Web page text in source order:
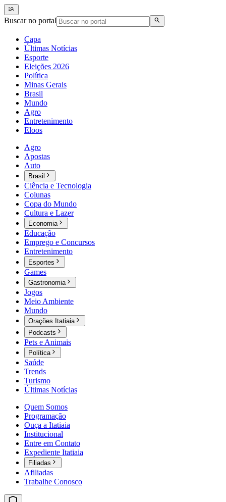
Buscar no portal
Capa
Últimas Notícias
Esporte
Eleições 2026
Política
Minas Gerais
Brasil
Mundo
Agro
Entretenimento
Eloos
Agro
Apostas
Auto
Brasil
Ciência e Tecnologia
Colunas
Copa do Mundo
Cultura e Lazer
Economia
Educação
Emprego e Concursos
Entretenimento
Esportes
Games
Gastronomia
Jogos
Meio Ambiente
Mundo
Orações Itatiaia
Podcasts
Pets e Animais
Política
Saúde
Trends
Turismo
Últimas Notícias
Quem Somos
Programação
Ouça a Itatiaia
Institucional
Entre em Contato
Expediente Itatiaia
Filiadas
Afiliadas
Trabalhe Conosco